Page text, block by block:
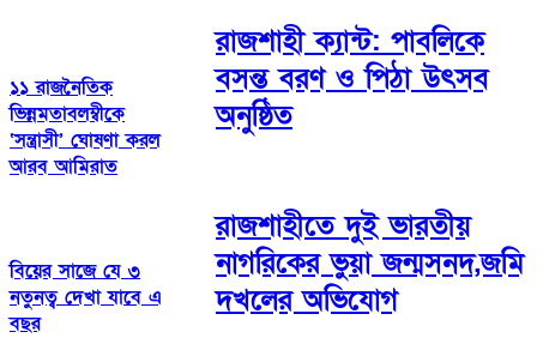
১১ রাজনৈতিক
ভিন্নমতাবলম্বীকে
‘সন্ত্রাসী’ ঘোষণা করল
আরব আমিরাত
বিয়ের সাজে যে ৩
নতুনত্ব দেখা যাবে এ
বছর
রাজশাহী ক্যান্ট: পাবলিকে
বসন্ত বরণ ও পিঠা উৎসব
অনুষ্ঠিত
রাজশাহীতে দুই ভারতীয়
নাগরিকের ভুয়া জন্মসনদ,জমি
দখলের অভিযোগ